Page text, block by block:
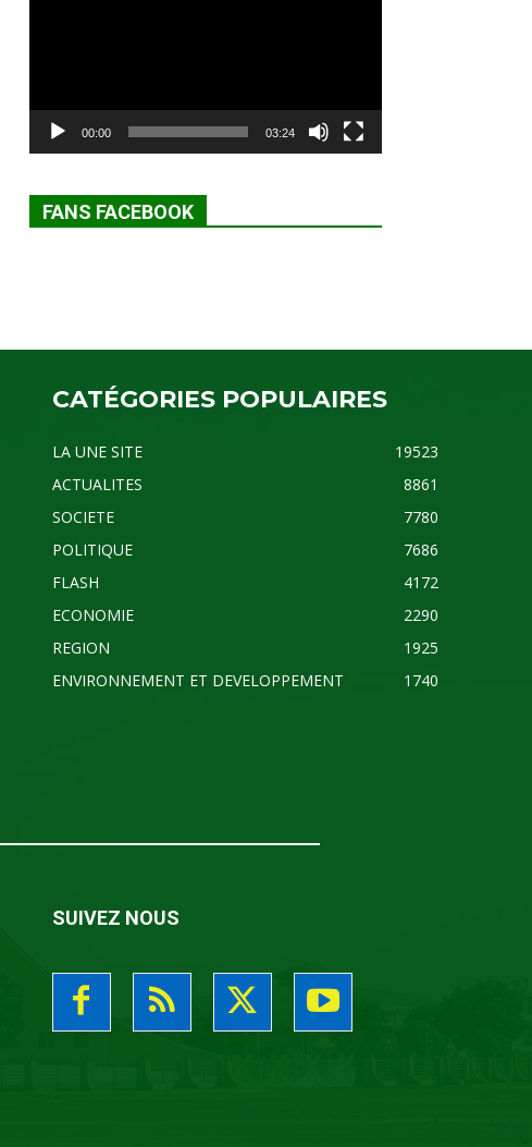
00:00 03:24
FANS FACEBOOK
CATÉGORIES POPULAIRES
LA UNE SITE
19523
ACTUALITES
8861
SOCIETE
7780
POLITIQUE
7686
FLASH
4172
ECONOMIE
2290
REGION
1925
ENVIRONNEMENT ET DEVELOPPEMENT
1740
SUIVEZ NOUS